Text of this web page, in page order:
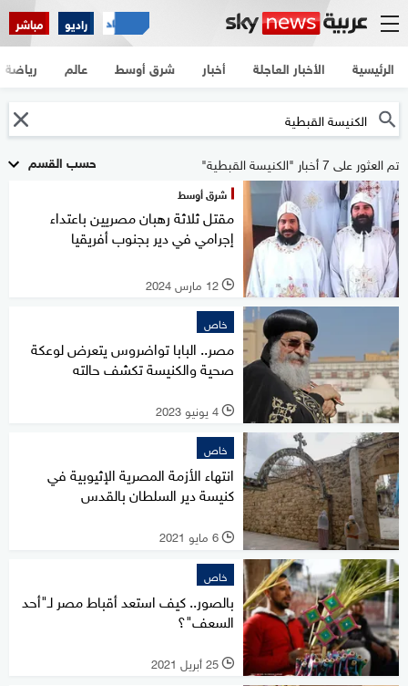
راديو مباشر
الرئيسية الأخبار العاجلة أخبار شرق أوسط عالم رياضة
حسب القسم تم العثور على 7 أخبار "الكنيسة القبطية"
شرق أوسط
مقتل ثلاثة رهبان مصريين باعتداء
إجرامي في دير بجنوب أفريقيا
l 12 مارس 2024
خاص
مصر.. البابا تواضروس يتعرض لوعكة
صحية والكنيسة تكشف حالته
l 4 يونيو 2023
خاص
انتهاء الأزمة المصرية الإثيوبية في
كنيسة دير السلطان بالقدس
l 6 مايو 2021
خاص
بالصور.. كيف استعد أقباط مصر لـ"أحد
السعف"؟
l 25 أبريل 2021